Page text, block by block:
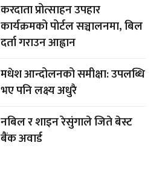
करदाता प्रोत्साहन उपहार
कार्यक्रमको पोर्टल सञ्चालनमा, बिल
दर्ता गराउन आह्वान
मधेश आन्दोलनको समीक्षा: उपलब्धि
भए पनि लक्ष्य अधुरै
नबिल र शाइन रेसुंगाले जिते बेस्ट
बैंक अवार्ड